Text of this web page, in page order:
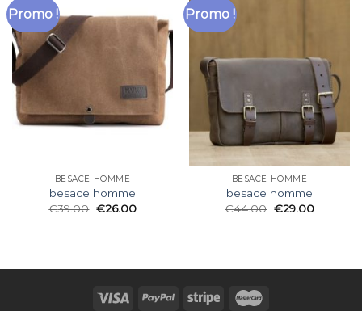
Promo !
BESACE HOMME
besace homme
€39.00 €26.00
Promo !
BESACE HOMME
besace homme
€44.00 €29.00